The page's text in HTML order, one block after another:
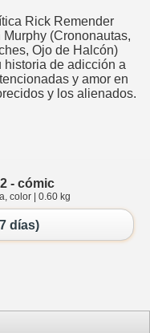
Rick Remender
(Crononautas,
Ojo de Halcón)
historia de adicción a
y amor en
y los alienados.
- cómic
color | 0.60 kg
días)